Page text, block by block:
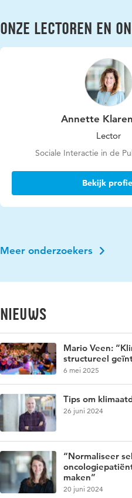
Onze lectoren en
Annette
Lector
Sociale Interactie in de
Bekijk
Meer onderzoekers
Nieuws
Mario Veen:
structureel
6 mei 2025
Tips om
26 juni 2024
“Normaliseer
maken”
20 juni 2024